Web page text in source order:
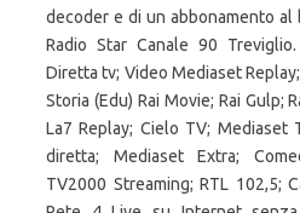
decoder e di un abbonamento al
Radio Star Canale 90
Diretta tv; Video Mediaset Replay;
Storia (Edu) Rai Movie; Rai Gulp;
La7 Replay; Cielo TV; Mediaset
diretta; Mediaset Extra;
TV2000 Streaming; RTL 102,5;